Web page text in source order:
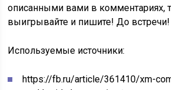
описанными вами в комментариях,
выигрывайте и пишите! До встречи!
Используемые источники:
https://fb.ru/article/361410/xm-